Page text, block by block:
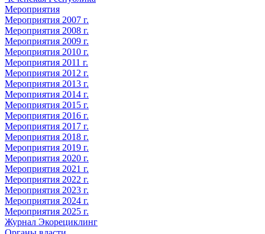
Мероприятия
Мероприятия 2007 г.
Мероприятия 2008 г.
Мероприятия 2009 г.
Мероприятия 2010 г.
Мероприятия 2011 г.
Мероприятия 2012 г.
Мероприятия 2013 г.
Мероприятия 2014 г.
Мероприятия 2015 г.
Мероприятия 2016 г.
Мероприятия 2017 г.
Мероприятия 2018 г.
Мероприятия 2019 г.
Мероприятия 2020 г.
Мероприятия 2021 г.
Мероприятия 2022 г.
Мероприятия 2023 г.
Мероприятия 2024 г.
Мероприятия 2025 г.
Журнал Экорециклинг